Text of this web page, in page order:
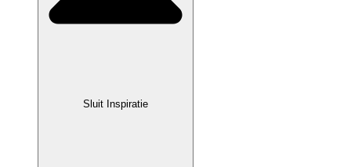
Sluit Inspiratie